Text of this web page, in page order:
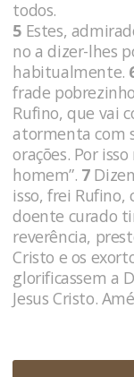
todos.
5 Estes,
no a dizer-lhes
habitualmente.
frade
Rufino, que vai
atormenta com
orações. Por
homem”. 7
isso, frei
doente curado
reverência,
Cristo e os
glorificassem a
Jesus Cristo.